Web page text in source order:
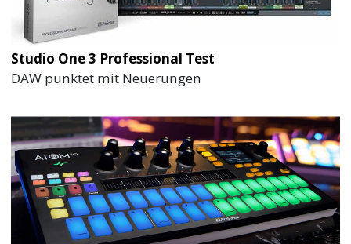
Studio One 3 Professional Test
DAW punktet mit Neuerungen